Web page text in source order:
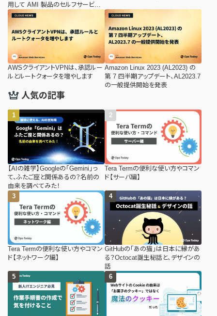
用して AMI 製品のセルフサービス
リスト エクスペリエンスを拡張
AWSクライアントVPNは、承認ルー
ルとルートクォータを増やします
Amazon Linux 2023 (AL2023) の
第 7 四半期アップデート、AL2023.7
の一般提供開始を発表
人気の記事
【AIの雑学】Googleの「Gemini」っ
て、ふたご座と関係あるの？名前の
由来を調べてみた！
Tera Termの便利な使い方やコマン
ド【サーバ編】
Tera Termの便利な使い方やコマン
ド【ネットワーク編】
GitHubの「あの猫」は日本に縁があ
る？Octocat誕生秘話と、デザインの
話